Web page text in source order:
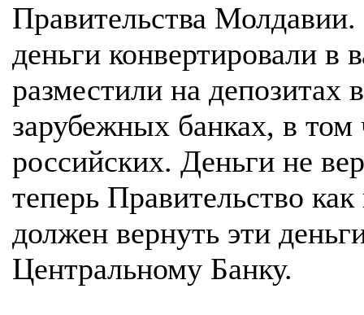
Правительства
деньги конвертировали в
разместили на депозитах в
зарубежных банках, в том
российских. Деньги не
теперь Правительство как
должен вернуть эти
Центральному Банку.